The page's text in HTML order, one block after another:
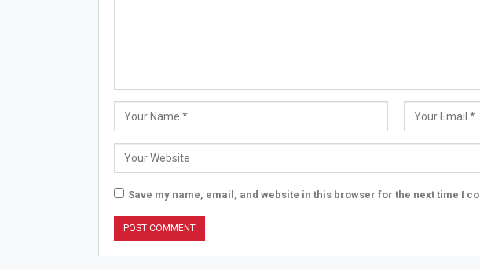
Save my name, email, and website in this browser for the next time I